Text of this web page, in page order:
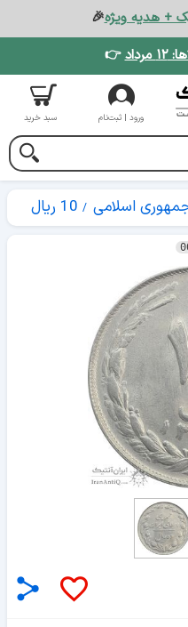
+ هدیه ویژه🎉
👉
ورود | ثبت‌نام سبد خرید
اسلامی 10 ریال